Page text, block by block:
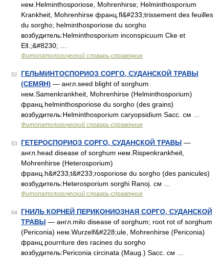
нем.Helminthosporiose, Mohrenhirse; Helminthosporium
Krankheit, Mohrenhirse франц.fl&#233;trissement des feuilles
du sorgho; helminthosporiose du sorgho
возбудитель:Helminthosporium inconspicuum Cke et
Ell.;&#8230; …
Фитопатологический словарь-справочник
52
ГЕЛЬМИНТОСПОРИОЗ СОРГО, СУДАНСКОЙ ТРАВЫ
(СЕМЯН) — англ.seed blight of sorghum
нем.Samenkrankheit, Mohrenhirse (Helminthosporium)
франц.helminthosporiose du sorgho (des grains)
возбудитель:Helminthosporium caryopsidium Sacc. см …
Фитопатологический словарь-справочник
53 ГЕТЕРОСПОРИОЗ СОРГО, СУДАНСКОЙ ТРАВЫ —
англ.head disease of sorghum нем.Rispenkrankheit,
Mohrenhirse (Heterosporium)
франц.h&#233;t&#233;rosporiose du sorgho (des panicules)
возбудитель:Heterosporium sorghi Ranoj. см …
Фитопатологический словарь-справочник
54
ГНИЛЬ КОРНЕЙ ПЕРИКОНИОЗНАЯ СОРГО, СУДАНСКОЙ
ТРАВЫ — англ.milo disease of sorghum; root rot of sorghum
(Periconia) нем.Wurzelf&#228;ule, Mohrenhirse (Periconia)
франц.pourriture des racines du sorgho
возбудитель:Periconia circinata (Maug.) Sacc. см …